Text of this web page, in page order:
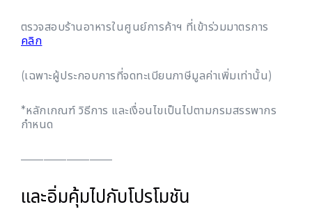
ตรวจสอบร้านอาหารในศูนย์การค้าฯ ที่เข้าร่วมมาตรการ
คลิก
(เฉพาะผู้ประกอบการที่จดทะเบียนภาษีมูลค่าเพิ่มเท่านั้น)
*หลักเกณฑ์ วิธีการ และเงื่อนไขเป็นไปตามกรมสรรพากร
กำหนด
————————
และอิ่มคุ้มไปกับโปรโมชัน